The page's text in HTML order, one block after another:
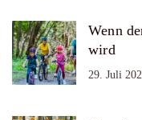
Wenn
wird
29. Juli